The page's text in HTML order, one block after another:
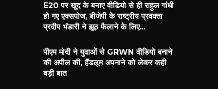
E20 पर खुद के बनाए वीडियो से ही राहुल गांधी
हो गए एक्सपोज, बीजेपी के राष्ट्रीय प्रवक्ता
प्रदीप भंडारी ने झूठ फैलाने के लिए...
पीएम मोदी ने युवाओं से GRWN वीडियो बनाने
की अपील की, हैंडलूम अपनाने को लेकर कही
बड़ी बात